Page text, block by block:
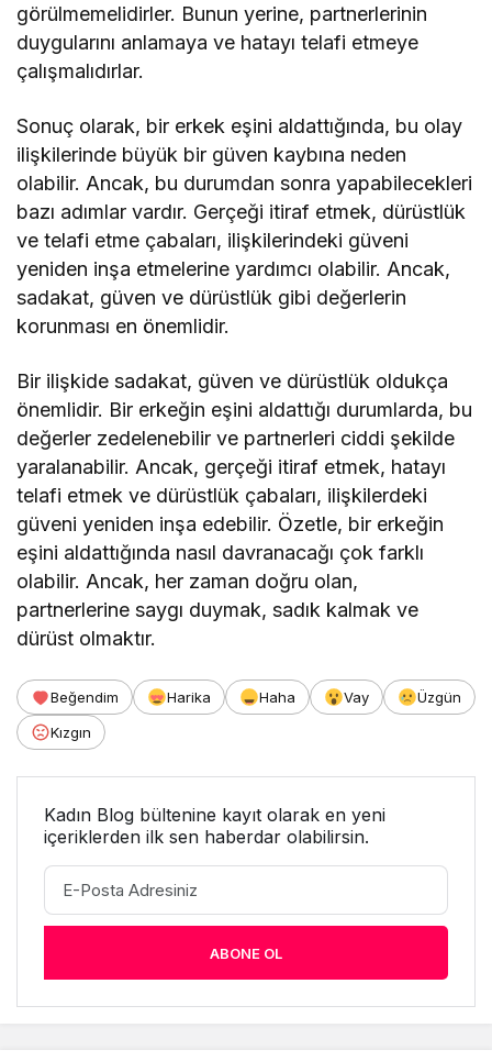
görülmemelidirler. Bunun yerine, partnerlerinin
duygularını anlamaya ve hatayı telafi etmeye
çalışmalıdırlar.
Sonuç olarak, bir erkek eşini aldattığında, bu olay
ilişkilerinde büyük bir güven kaybına neden
olabilir. Ancak, bu durumdan sonra yapabilecekleri
bazı adımlar vardır. Gerçeği itiraf etmek, dürüstlük
ve telafi etme çabaları, ilişkilerindeki güveni
yeniden inşa etmelerine yardımcı olabilir. Ancak,
sadakat, güven ve dürüstlük gibi değerlerin
korunması en önemlidir.
Bir ilişkide sadakat, güven ve dürüstlük oldukça
önemlidir. Bir erkeğin eşini aldattığı durumlarda, bu
değerler zedelenebilir ve partnerleri ciddi şekilde
yaralanabilir. Ancak, gerçeği itiraf etmek, hatayı
telafi etmek ve dürüstlük çabaları, ilişkilerdeki
güveni yeniden inşa edebilir. Özetle, bir erkeğin
eşini aldattığında nasıl davranacağı çok farklı
olabilir. Ancak, her zaman doğru olan,
partnerlerine saygı duymak, sadık kalmak ve
dürüst olmaktır.
Beğendim Harika Haha Vay
Üzgün
Kızgın
Kadın Blog bültenine kayıt olarak en yeni
içeriklerden ilk sen haberdar olabilirsin.
ABONE OL